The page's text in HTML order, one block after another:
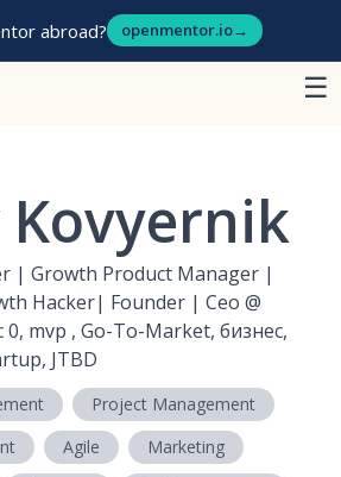
abroad? openmentor.io→
☰
| Growth Product Manager |
Hacker| Founder | Ceo @
0, mvp , Go-To-Market, бизнес,
JTBD
Project Management
Agile
Marketing